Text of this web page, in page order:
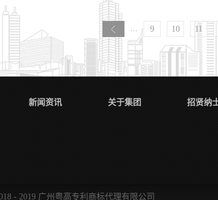
家认证的专利助理研究员，不仅在工作上展现
复审、无效等方面...
粤高行政部长郑瑶向各湖南同行介绍了公司发
协会各位同仁对粤高的热情接待表示感谢，同
就行业发展趋势、人才培育与发展、管理制度
都得到了极大的启发和收获。在交流会的最后
束，粤高也将进一步总结会议中的想法与思考
... 9 10 11
新闻资讯 关于集团 招贤纳
- 2019 广州粤高专利商标代理有限公司